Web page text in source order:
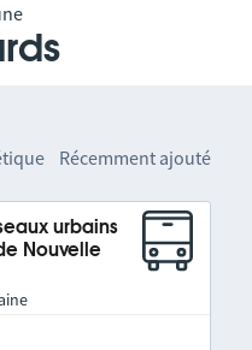
Récemment ajouté
urbains
Nouvelle